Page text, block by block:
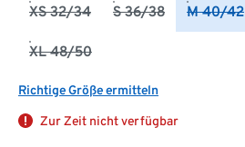
XS 32/34 S 36/38 M 40/42
XL 48/50
Richtige Größe ermitteln
Zur Zeit nicht verfügbar